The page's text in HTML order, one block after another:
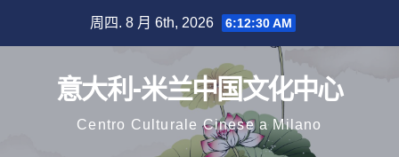
周四. 8 月 6th, 2026 6:12:30 AM
意大利-米兰中国文化中心
Centro Culturale Cinese a Milano